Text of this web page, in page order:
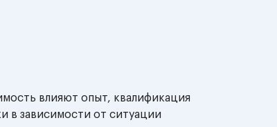
влияют опыт, квалификация
в зависимости от ситуации